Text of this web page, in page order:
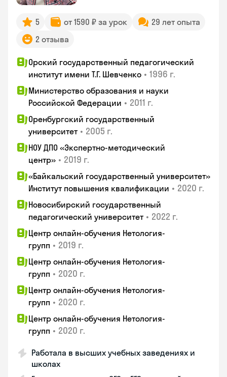
5 от 1590 ₽ за урок
29 лет опыта
2 отзыва
Орский государственный педагогический
институт имени Т.Г. Шевченко • 1996 г.
Министерство образования и науки
Российской Федерации • 2011 г.
Оренбургский государственный
университет • 2005 г.
НОУ ДПО «Экспертно-методический
центр» • 2019 г.
«Байкальский государственный университет»
Институт повышения квалификации • 2020 г.
Новосибирский государственный
педагогический университет • 2022 г.
Центр онлайн-обучения Нетология-
групп • 2019 г.
Центр онлайн-обучения Нетология-
групп • 2020 г.
Центр онлайн-обучения Нетология-
групп • 2020 г.
Центр онлайн-обучения Нетология-
групп • 2020 г.
Работала в высших учебных заведениях и
школах